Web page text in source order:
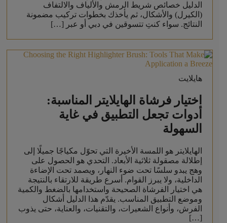
الدليل خصائص شريط الرمش والألياف والالتفاف
(الكيرل) والأشكال، ثم يأخذك بخطوات تركيب مضمونة
النتائج. سواء كنتِ تتسوقين في دبي أو عبر […]
هايلايت
اختيار فرشاة الهايلايتر المناسبة:
أدوات تجعل التطبيق في غاية
السهولة
الهايلايتر هو اللمسة الأخيرة التي تحوّل مكياجًا جميلًا إلى
إطلالة مصقولة ثلاثية الأبعاد. التحدي هو الحصول على
وهج يبدو سلسًا تحت ضوء النهار، ويصمد تحت الإضاءة
الداخلية، ولا يبرز القوام. أسرع طريقة للارتقاء بالنتيجة
هي اختيار الفرشاة الصحيحة واستخدامها بالضغط والكمية
وموضع التطبيق المناسب. يقدّم هذا الدليل أشكال
الفرش، وأنواع الشعيرات، والتقنيات، والعناية، حتى يذوب
[…]